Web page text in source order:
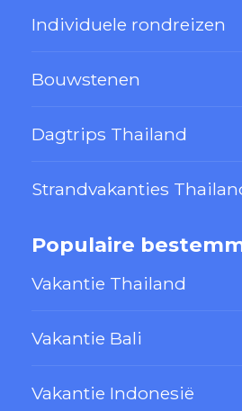
Individuele rondreizen
Bouwstenen
Dagtrips Thailand
Strandvakanties
Populaire
Vakantie Thailand
Vakantie Bali
Vakantie Indonesië